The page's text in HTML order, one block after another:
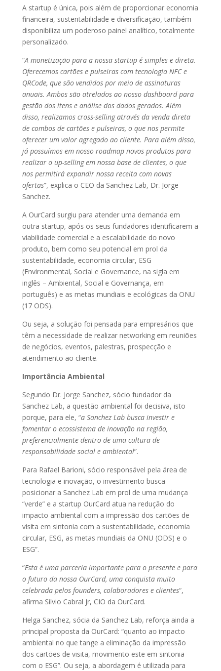
A startup é única, pois além de proporcionar economia
financeira, sustentabilidade e diversificação, também
disponibiliza um poderoso painel analítico, totalmente
personalizado.
“A monetização para a nossa startup é simples e direta.
Oferecemos cartões e pulseiras com tecnologia NFC e
QRCode, que são vendidos por meio de assinaturas
anuais. Ambos são atrelados ao nosso dashboard para
gestão dos itens e análise dos dados gerados. Além
disso, realizamos cross-selling através da venda direta
de combos de cartões e pulseiras, o que nos permite
oferecer um valor agregado ao cliente. Para além disso,
já possuímos em nosso roadmap novos produtos para
realizar o up-selling em nossa base de clientes, o que
nos permitirá expandir nossa receita com novas
ofertas”, explica o CEO da Sanchez Lab, Dr. Jorge
Sanchez.
A OurCard surgiu para atender uma demanda em
outra startup, após os seus fundadores identificarem a
viabilidade comercial e a escalabilidade do novo
produto, bem como seu potencial em prol da
sustentabilidade, economia circular, ESG
(Environmental, Social e Governance, na sigla em
inglês – Ambiental, Social e Governança, em
português) e as metas mundiais e ecológicas da ONU
(17 ODS).
Ou seja, a solução foi pensada para empresários que
têm a necessidade de realizar networking em reuniões
de negócios, eventos, palestras, prospecção e
atendimento ao cliente.
Importância Ambiental
Segundo Dr. Jorge Sanchez, sócio fundador da
Sanchez Lab, a questão ambiental foi decisiva, isto
porque, para ele, “a Sanchez Lab busca investir e
fomentar o ecossistema de inovação na região,
preferencialmente dentro de uma cultura de
responsabilidade social e ambiental”.
Para Rafael Barioni, sócio responsável pela área de
tecnologia e inovação, o investimento busca
posicionar a Sanchez Lab em prol de uma mudança
“verde” e a startup OurCard atua na redução do
impacto ambiental com a impressão dos cartões de
visita em sintonia com a sustentabilidade, economia
circular, ESG, as metas mundiais da ONU (ODS) e o
ESG”.
“Esta é uma parceria importante para o presente e para
o futuro da nossa OurCard, uma conquista muito
celebrada pelos founders, colaboradores e clientes“,
afirma Silvio Cabral Jr, CIO da OurCard.
Helga Sanchez, sócia da Sanchez Lab, reforça ainda a
principal proposta da OurCard: “quanto ao impacto
ambiental no que tange a eliminação da impressão
dos cartões de visita, movimento este em sintonia
com o ESG”. Ou seja, a abordagem é utilizada para